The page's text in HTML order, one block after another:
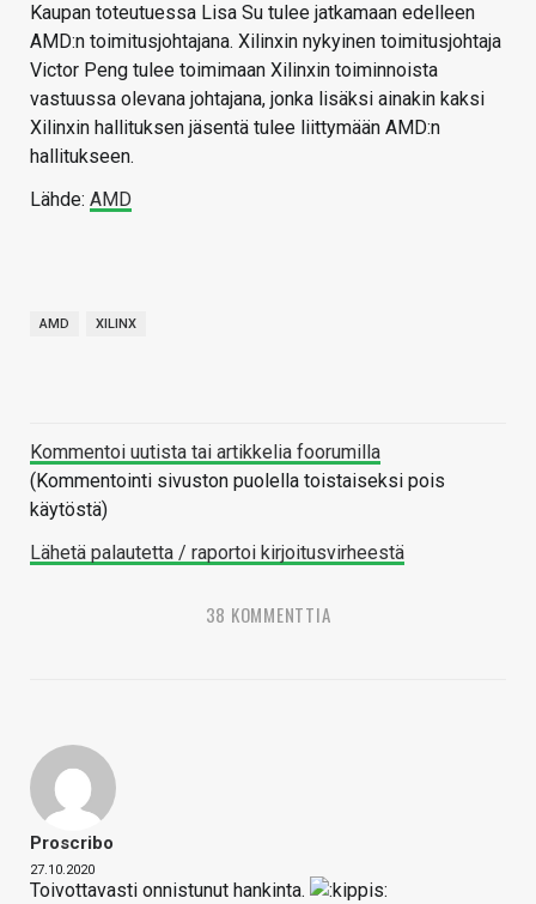
Kaupan toteutuessa Lisa Su tulee jatkamaan edelleen
AMD:n toimitusjohtajana. Xilinxin nykyinen toimitusjohtaja
Victor Peng tulee toimimaan Xilinxin toiminnoista
vastuussa olevana johtajana, jonka lisäksi ainakin kaksi
Xilinxin hallituksen jäsentä tulee liittymään AMD:n
hallitukseen.
Lähde: AMD
AMD XILINX
Kommentoi uutista tai artikkelia foorumilla
(Kommentointi sivuston puolella toistaiseksi pois
käytöstä)
Lähetä palautetta / raportoi kirjoitusvirheestä
38 KOMMENTTIA
Proscribo
27.10.2020
Toivottavasti onnistunut hankinta.